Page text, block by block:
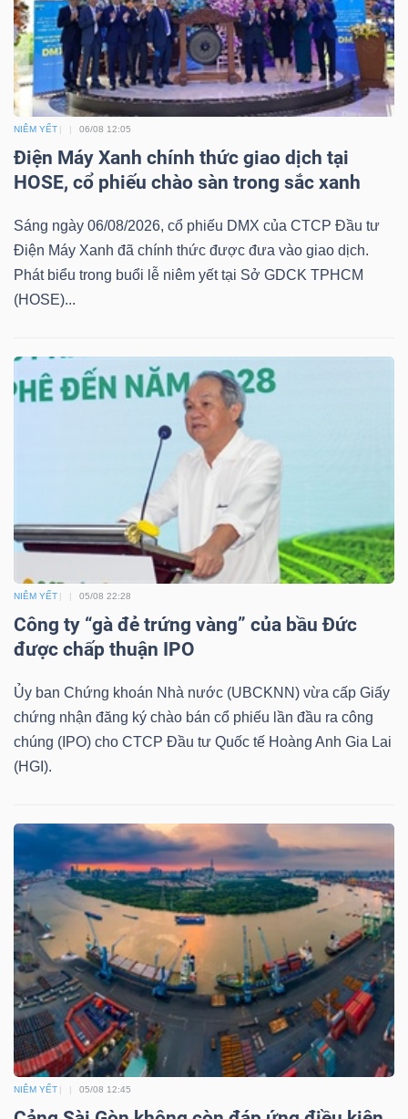
NIÊM YẾT 06/08 12:05
Điện Máy Xanh chính thức giao dịch tại
HOSE, cổ phiếu chào sàn trong sắc xanh
Sáng ngày 06/08/2026, cổ phiếu DMX của CTCP Đầu tư
Điện Máy Xanh đã chính thức được đưa vào giao dịch.
Phát biểu trong buổi lễ niêm yết tại Sở GDCK TPHCM
(HOSE)...
NIÊM YẾT 05/08 22:28
Công ty “gà đẻ trứng vàng” của bầu Đức
được chấp thuận IPO
Ủy ban Chứng khoán Nhà nước (UBCKNN) vừa cấp Giấy
chứng nhận đăng ký chào bán cổ phiếu lần đầu ra công
chúng (IPO) cho CTCP Đầu tư Quốc tế Hoàng Anh Gia Lai
(HGI).
NIÊM YẾT 05/08 12:45
CÔNG
CỤ
ĐẦU
TƯ
TRUY
Ngành
(-)
NĂNG
NGUYÊN
VẬT
LIỆU
CÔNG
NGHIỆP
TIÊU
DÙNG
KHÔNG